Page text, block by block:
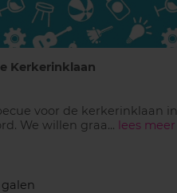
Kerkerinklaan
voor de kerkerinklaan in
We willen graa... lees meer